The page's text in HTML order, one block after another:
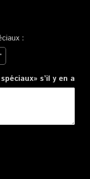
:
s’il y en a